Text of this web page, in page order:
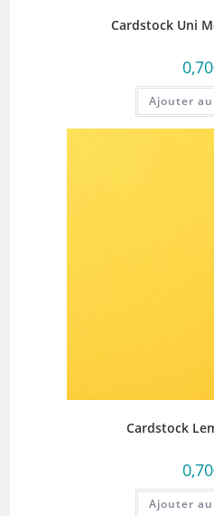
Cardstock Uni
0,70
Ajouter
Cardstock
0,70
Ajouter